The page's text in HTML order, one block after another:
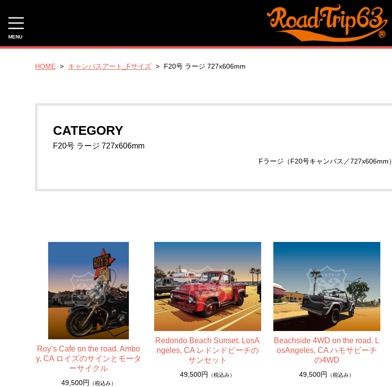
MENU
P20号_ラージ_727x530mm
P4号 コンパクト 333x220mm
F10号 スタンダード 530x455mm
A4サイズ
ポストカードセット
ポストカードブック（書籍）
HOME キャンバスアート_Fサイズ F20号 ラージ 727x606mm
CATEGORY
F20号 ラージ 727x606mm
Fラージ（F20号キャンバス／727x606mm）
Roy’s Cafe on the road. Ambo
y, CA ロイズのサインとモータ
ーサイクル
49,500円 （税込み）
Redondo Beach Sunset. LosA
ngeles, CA レドンドビーチの
サンセット
49,500円 （税込み）
Beachside 4WD on the road. L
osAngeles, CA ハモサビーチ
の4WD
49,500円 （税込み）